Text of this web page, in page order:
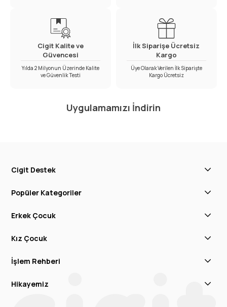
Cigit Kalite ve
Güvencesi
Yılda 2 Milyonun Üzerinde Kalite
ve Güvenlik Testi
İlk Siparişe Ücretsiz
Kargo
Üye Olarak Verilen İlk Siparişte
Kargo Ücretsiz
Uygulamamızı İndirin
Cigit Destek
Popüler Kategoriler
Erkek Çocuk
Kız Çocuk
İşlem Rehberi
Hikayemiz